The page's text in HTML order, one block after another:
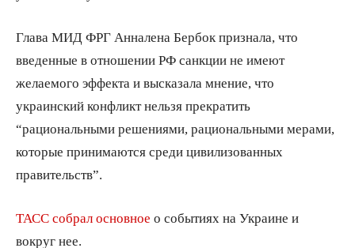
Глава МИД ФРГ Анналена Бербок признала, что
введенные в отношении РФ санкции не имеют
желаемого эффекта и высказала мнение, что
украинский конфликт нельзя прекратить
“рациональными решениями, рациональными мерами,
которые принимаются среди цивилизованных
правительств”.
ТАСС собрал основное о событиях на Украине и
вокруг нее.